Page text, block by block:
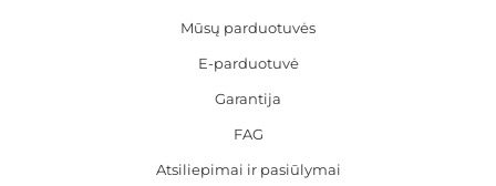
Mūsų parduotuvės
Atsiliepimai ir pasiūlymai
FAG
Garantija
E-parduotuvė